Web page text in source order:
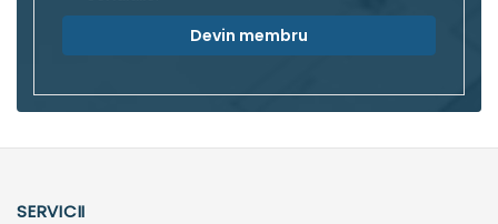
Devin membru
SERVICII